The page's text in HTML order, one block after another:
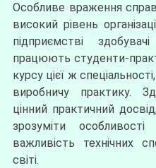
Особливе враження
високий рівень
підприємстві
працюють студенти-
курсу цієї ж
виробничу практику.
цінний практичний
зрозуміти
важливість технічних
світі.